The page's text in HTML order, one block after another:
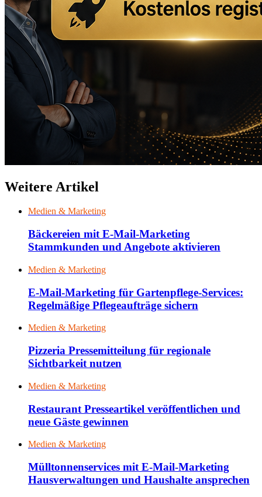
Weitere Artikel
Medien & Marketing
Bäckereien mit E-Mail-Marketing
Stammkunden und Angebote aktivieren
Medien & Marketing
E-Mail-Marketing für Gartenpflege-Services:
Regelmäßige Pflegeaufträge sichern
Medien & Marketing
Pizzeria Pressemitteilung für regionale
Sichtbarkeit nutzen
Medien & Marketing
Restaurant Presseartikel veröffentlichen und
neue Gäste gewinnen
Medien & Marketing
Mülltonnenservices mit E-Mail-Marketing
Hausverwaltungen und Haushalte ansprechen